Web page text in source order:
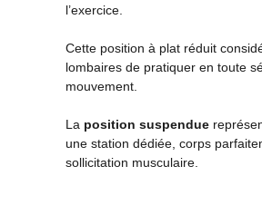
l’exercice.
Cette position à plat réduit
lombaires de pratiquer en toute
mouvement.
La position suspendue
une station dédiée, corps
sollicitation musculaire.